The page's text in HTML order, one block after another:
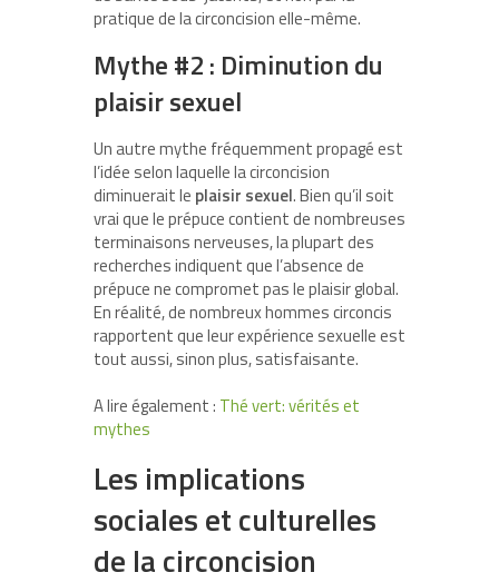
pratique de la circoncision elle-même.
Mythe #2 : Diminution du
plaisir sexuel
Un autre mythe fréquemment propagé est
l’idée selon laquelle la circoncision
diminuerait le plaisir sexuel. Bien qu’il soit
vrai que le prépuce contient de nombreuses
terminaisons nerveuses, la plupart des
recherches indiquent que l’absence de
prépuce ne compromet pas le plaisir global.
En réalité, de nombreux hommes circoncis
rapportent que leur expérience sexuelle est
tout aussi, sinon plus, satisfaisante.
A lire également : Thé vert: vérités et
mythes
Les implications
sociales et culturelles
de la circoncision